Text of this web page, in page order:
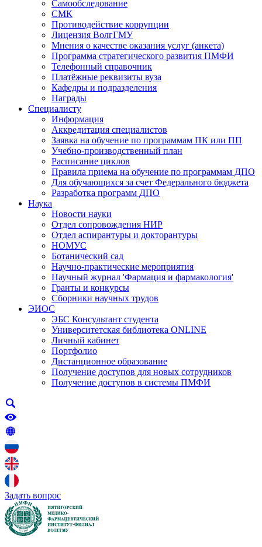
Самообследование
СМК
Противодействие коррупции
Лицензия ВолгГМУ
Мнения о качестве оказания услуг (анкета)
Программа стратегического развития ПМФИ
Телефонный справочник
Платёжные реквизиты вуза
Кафедры и подразделения
Награды
Специалисту
Информация
Аккредитация специалистов
Заявка на обучение по программам ПК или ПП
Учебно-производственный план
Расписание циклов
Правила приема на обучение по программам ДПО
Для обучающихся за счет Федерального бюджета
Разработка программ ДПО
Наука
Новости науки
Отдел сопровождения НИР
Отдел аспирантуры и докторантуры
НОМУС
Ботанический сад
Научно-практические мероприятия
Научный журнал 'Фармация и фармакология'
Гранты и конкурсы
Сборники научных трудов
ЭИОС
ЭБС Консультант студента
Университетская библиотека ONLINE
Личный кабинет
Портфолио
Дистанционное образование
Получение доступов для новых сотрудников
Получение доступов в системы ПМФИ
Задать вопрос